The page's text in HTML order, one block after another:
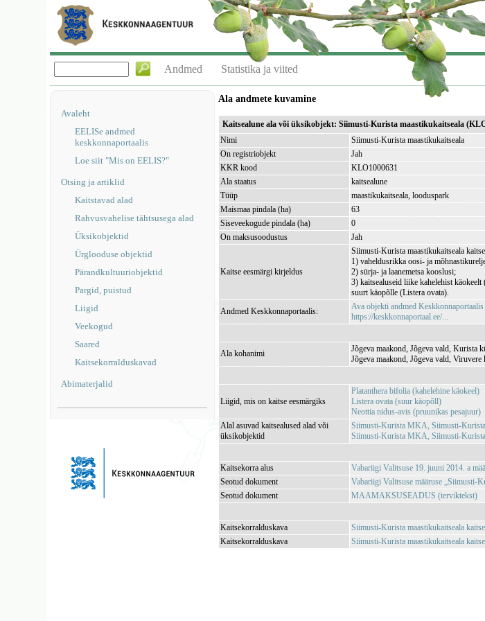
Andmed Statistika ja viited
Avaleht
EELISe andmed
keskkonnaportaalis
Loe siit "Mis on EELIS?"
Otsing ja artiklid
Kaitstavad alad
Rahvusvahelise tähtsusega alad
Üksikobjektid
Ürglooduse objektid
Pärandkultuuriobjektid
Pargid, puistud
Liigid
Veekogud
Saared
Kaitsekorralduskavad
Abimaterjalid
Ala andmete kuvamine
Kaitsealune ala või üksikobjekt: Siimusti-Kurista maastikukaitseala
Nimi
Siimusti-Kurista maastikukaitseala
On registriobjekt
Jah
KKR kood
KLO1000631
Ala staatus
kaitsealune
Tüüp
maastikukaitseala, looduspark
Maismaa pindala (ha)
63
Siseveekogude pindala (ha)
0
On maksusoodustus
Jah
Kaitse eesmärgi kirjeldus
Siimusti-Kurista maastikukaitseala
1) vaheldusrikka oosi- ja
2) sürja- ja laanemetsa kooslusi;
3) kaitsealuseid liike kahelehist
suurt käopõlle (Listera ovata).
Andmed Keskkonnaportaalis:
Ava objekti andmed Keskkonnaportaalis
https://keskkonnaportaal.ee/...
Ala kohanimi
Jõgeva maakond, Jõgeva vald, Kurista
Jõgeva maakond, Jõgeva vald, Viruvere
Liigid, mis on kaitse eesmärgiks
Platanthera bifolia (kahelehine käokeel)
Listera ovata (suur käopõll)
Neottia nidus-avis (pruunikas pesajuur)
Alal asuvad kaitsealused alad või
üksikobjektid
Siimusti-Kurista MKA, Siimusti-
Siimusti-Kurista MKA, Siimusti-
Kaitsekorra alus
Vabariigi Valitsuse 19. juuni 2014. a
Seotud dokument
Vabariigi Valitsuse määruse „Siimusti-
Seotud dokument
MAAMAKSUSEADUS (terviktekst)
Kaitsekorralduskava
Siimusti-Kurista maastikukaitseala
Kaitsekorralduskava
Siimusti-Kurista maastikukaitseala